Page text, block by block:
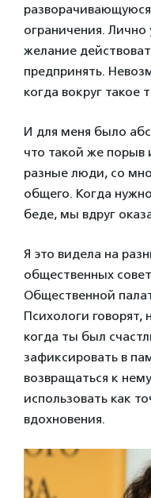
ограничения.
желание
предпринять.
когда вокруг такое
И для меня было
что такой же
разные люди, со
общего. Когда
беде, мы вдруг
Я это видела на
общественных
Общественной
Психологи
когда ты был
зафиксировать в
возвращаться к
использовать как
вдохновения.